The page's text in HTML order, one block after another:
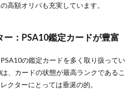
高額オリパも充実しています。
ー：PSA10鑑定カードが豊富
の鑑定カードを多く取り扱ってい
、カードの状態が最高ランクであるこ
クターにとっては垂涎の的。